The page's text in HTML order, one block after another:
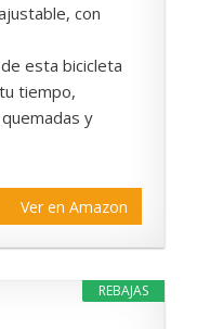
con
esta bicicleta
tiempo,
y
Ver en Amazon
REBAJAS